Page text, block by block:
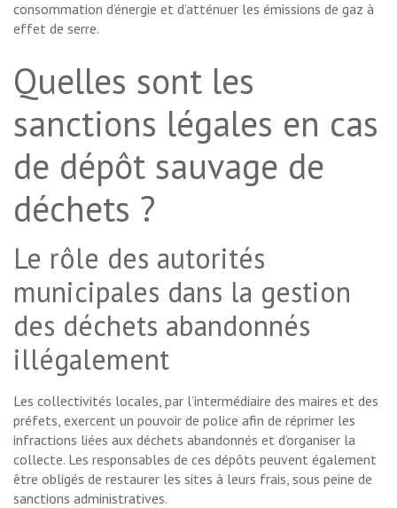
consommation d’énergie et d’atténuer les émissions de gaz à
effet de serre.
Quelles sont les
sanctions légales en cas
de dépôt sauvage de
déchets ?
Le rôle des autorités
municipales dans la gestion
des déchets abandonnés
illégalement
Les collectivités locales, par l’intermédiaire des maires et des
préfets, exercent un pouvoir de police afin de réprimer les
infractions liées aux déchets abandonnés et d’organiser la
collecte. Les responsables de ces dépôts peuvent également
être obligés de restaurer les sites à leurs frais, sous peine de
sanctions administratives.